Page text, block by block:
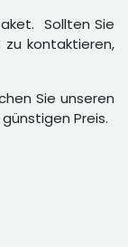
Sollten Sie
kontaktieren,
Sie unseren
Preis.